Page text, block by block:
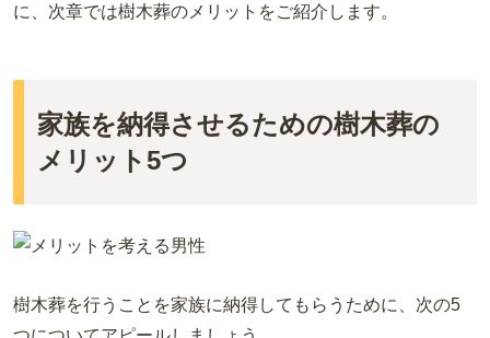
に、次章では樹木葬のメリットをご紹介します。
家族を納得させるための樹木葬の
メリット5つ
樹木葬を行うことを家族に納得してもらうために、次の5